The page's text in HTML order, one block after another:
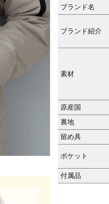
ブランド名
ブランド紹介
素材
原産国
裏地
留め具
ポケット
付属品